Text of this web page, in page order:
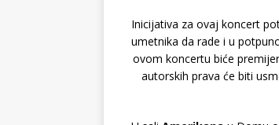
Inicijativa za ovaj koncert
umetnika da rade i u
ovom koncertu biće
autorskih prava će biti